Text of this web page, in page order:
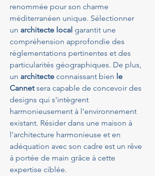
renommée pour son charme
méditerranéen unique. Sélectionner
un architecte local garantit une
compréhension approfondie des
réglementations pertinentes et des
particularités géographiques. De plus,
un architecte connaissant bien le
Cannet sera capable de concevoir des
designs qui s'intègrent
harmonieusement à l'environnement
existant. Résider dans une maison à
l'architecture harmonieuse et en
adéquation avec son cadre est un rêve
à portée de main grâce à cette
expertise ciblée.